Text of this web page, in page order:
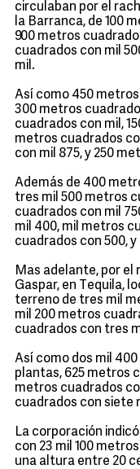
circulaban por el
la Barranca, de 100
900 metros
cuadrados con mil
mil.
Así como 450
300 metros
cuadrados con mil,
metros cuadrados
con mil 875, y 250
Además de 400
tres mil 500 metros
cuadrados con mil
mil 400, mil metros
cuadrados con 500,
Mas adelante, por el
Gaspar, en Tequila,
terreno de tres mil
mil 200 metros
cuadrados con tres
Así como dos mil
plantas, 625 metros
metros cuadrados
cuadrados con siete
La corporación
con 23 mil 100
una altura entre 20